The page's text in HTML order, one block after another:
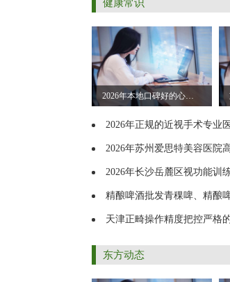
健康常识
2026年本地口碑好的心理专科医院案例实力盘点
2026年正规的近视手术专业医院
2026年苏州爱思特美容医院高定
2026年长沙岳麓区视功能训练机
精酿啤酒批发青稞啤、精酿啤酒批发机械
天津正畸操作精度把控严格
东方动态